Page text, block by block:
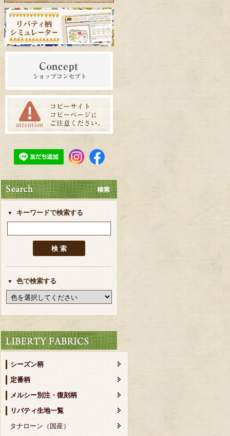
キーワードで検索する
色で検索する
シーズン柄
定番柄
メルシー別注・復刻柄
リバティ生地一覧
タナローン（国産）